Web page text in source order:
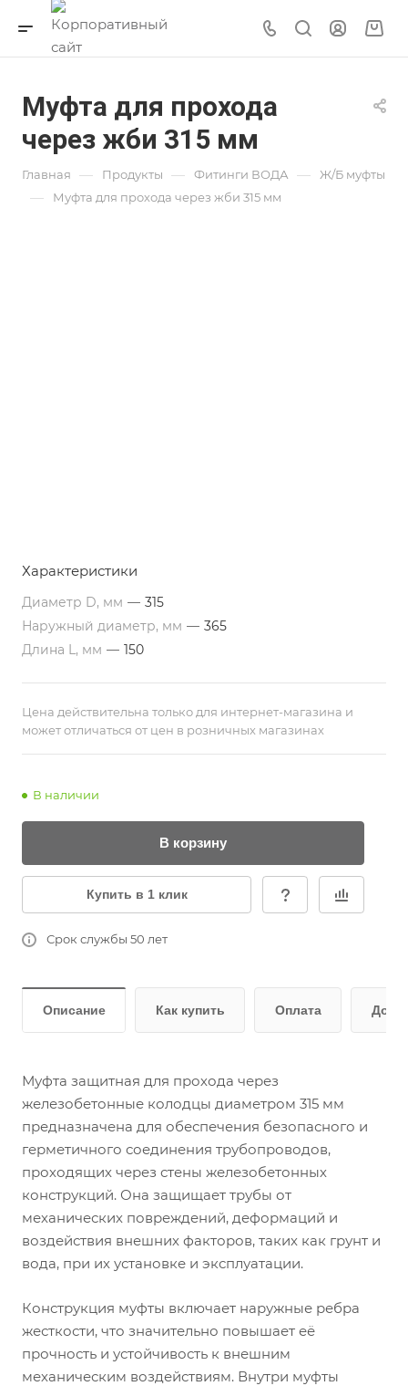
Муфта для прохода
через жби 315 мм
Главная — Продукты — Фитинги ВОДА — Ж/Б муфты
— Муфта для прохода через жби 315 мм
Характеристики
Диаметр D, мм — 315
Наружный диаметр, мм — 365
Длина L, мм — 150
Цена действительна только для интернет-магазина и
может отличаться от цен в розничных магазинах
В наличии
В корзину
Купить в 1 клик
Срок службы 50 лет
Описание Как купить Оплата
Муфта защитная для прохода через
железобетонные колодцы диаметром 315 мм
предназначена для обеспечения безопасного и
герметичного соединения трубопроводов,
проходящих через стены железобетонных
конструкций. Она защищает трубы от
механических повреждений, деформаций и
воздействия внешних факторов, таких как грунт и
вода, при их установке и эксплуатации.
Конструкция муфты включает наружные ребра
жесткости, что значительно повышает её
прочность и устойчивость к внешним
механическим воздействиям. Внутри муфты